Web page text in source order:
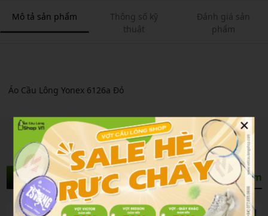
Mô tả sản phẩm
Thông số kỹ
thuật
Đánh giá sản
phẩm
Áo Cầu Lông Yonex 6126a Đỏ
Sản Phẩm Liên Quan Xem thêm
×